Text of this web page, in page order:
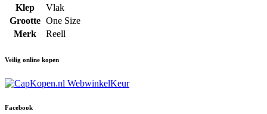
Klep
Vlak
Grootte One Size
Merk
Reell
Veilig online kopen
Facebook